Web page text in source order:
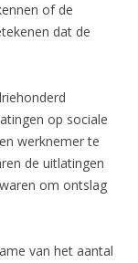
of de
dat de
op sociale
werknemer te
de uitlatingen
om ontslag
van het aantal